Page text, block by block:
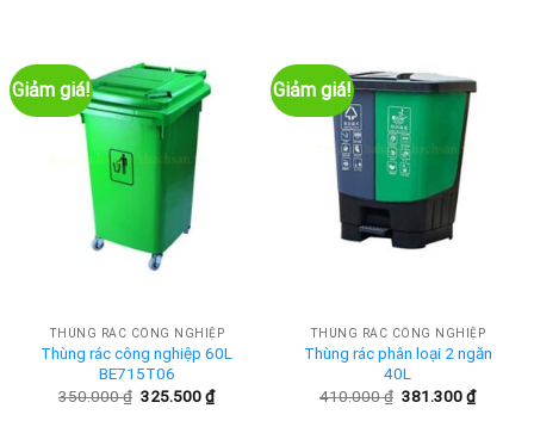
Giảm giá!
THÙNG RÁC CÔNG NGHIỆP
Thùng rác công nghiệp 60L
BE715T06
350.000₫ Giá
325.500₫Giá
hiện
Giảm giá!
THÙNG RÁC CÔNG NGHIỆP
Thùng rác phân loại 2 ngăn
40L
410.000₫ Giá
381.300₫Giá
hiện